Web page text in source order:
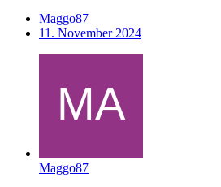
Maggo87
11. November 2024
Maggo87